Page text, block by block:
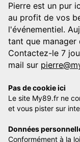
Pierre est un pur
au profit de vos
l'événementiel.
tant que
Contactez-le 7
mail sur
Pas de cookie ici
Le site My89.fr ne
et vous pister sur
Données
Conformément à la